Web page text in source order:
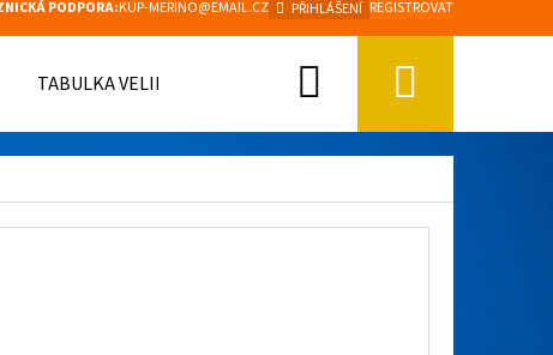
PODPORA:KUP-MERINO@EMAIL.CZ PŘIHLÁŠENÍ REGISTROVAT
TABULKA VELIKOSTÍ Hledat